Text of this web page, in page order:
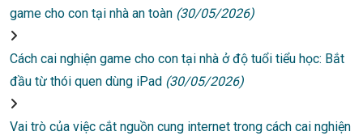
game cho con tại nhà an toàn (30/05/2026)
Cách cai nghiện game cho con tại nhà ở độ tuổi tiểu học: Bắt
đầu từ thói quen dùng iPad (30/05/2026)
Vai trò của việc cắt nguồn cung internet trong cách cai nghiện